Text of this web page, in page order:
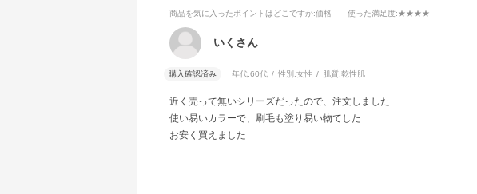
商品を気に入ったポイントはどこですか:価格 使った満足度:★★★★
いくさん
購入確認済み 年代:60代 性別:女性 肌質:乾性肌
近く売って無いシリーズだったので、注文しました
使い易いカラーで、刷毛も塗り易い物てした
お安く買えました